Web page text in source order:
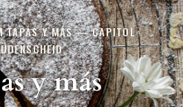
TAPAS Y MÁS — CAPITOL
y más